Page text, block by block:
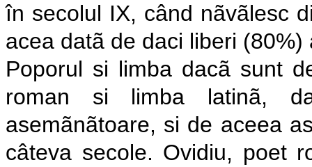
în secolul IX, când nãvãlesc
acea datã de daci liberi
Poporul si limba dacã sunt
roman si limba latinã,
asemãnãtoare, si de aceea
câteva secole. Ovidiu, poet